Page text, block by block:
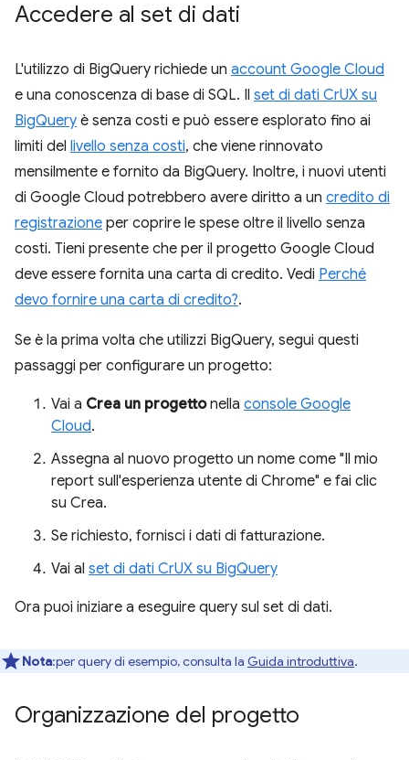
Accedere al set di dati
L'utilizzo di BigQuery richiede un account Google Cloud
e una conoscenza di base di SQL. Il set di dati CrUX su
BigQuery è senza costi e può essere esplorato fino ai
limiti del livello senza costi, che viene rinnovato
mensilmente e fornito da BigQuery. Inoltre, i nuovi utenti
di Google Cloud potrebbero avere diritto a un credito di
registrazione per coprire le spese oltre il livello senza
costi. Tieni presente che per il progetto Google Cloud
deve essere fornita una carta di credito. Vedi Perché
devo fornire una carta di credito?.
Se è la prima volta che utilizzi BigQuery, segui questi
passaggi per configurare un progetto:
Vai a Crea un progettonella console Google
Cloud.
Assegna al nuovo progetto un nome come "Il mio
report sull'esperienza utente di Chrome" e fai clic
su Crea.
Se richiesto, fornisci i dati di fatturazione.
Vai al set di dati CrUX su BigQuery
Ora puoi iniziare a eseguire query sul set di dati.
Nota:per query di esempio, consulta la Guida introduttiva.
Organizzazione del progetto